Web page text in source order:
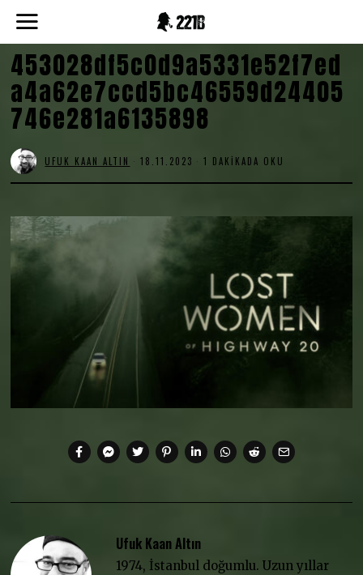
453028df5c0d9a5331e52f7ed
a4a62e7ccd5bc46559d24405
746e281a6135898
UFUK KAAN ALTIN 18.11.2023 1 DAKIKADA OKU
Ufuk Kaan Altın
1974, İstanbul doğumlu. Uzun yıllar